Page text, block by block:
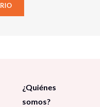
¿Quiénes
somos?